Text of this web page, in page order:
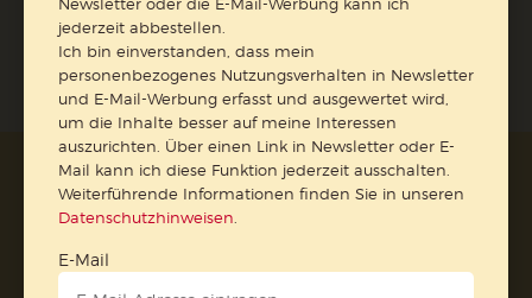
AGB und Widerrufsbelehrung
Datenschutz
Barrierefreiheit
Impressum
jederzeit abbestellen.
Ich bin einverstanden, dass mein
personenbezogenes Nutzungsverhalten in Newsletter
und E-Mail-Werbung erfasst und ausgewertet wird,
um die Inhalte besser auf meine Interessen
auszurichten. Über einen Link in Newsletter oder E-
Mail kann ich diese Funktion jederzeit ausschalten.
Weiterführende Informationen finden Sie in unseren
Datenschutzhinweisen
E-Mail